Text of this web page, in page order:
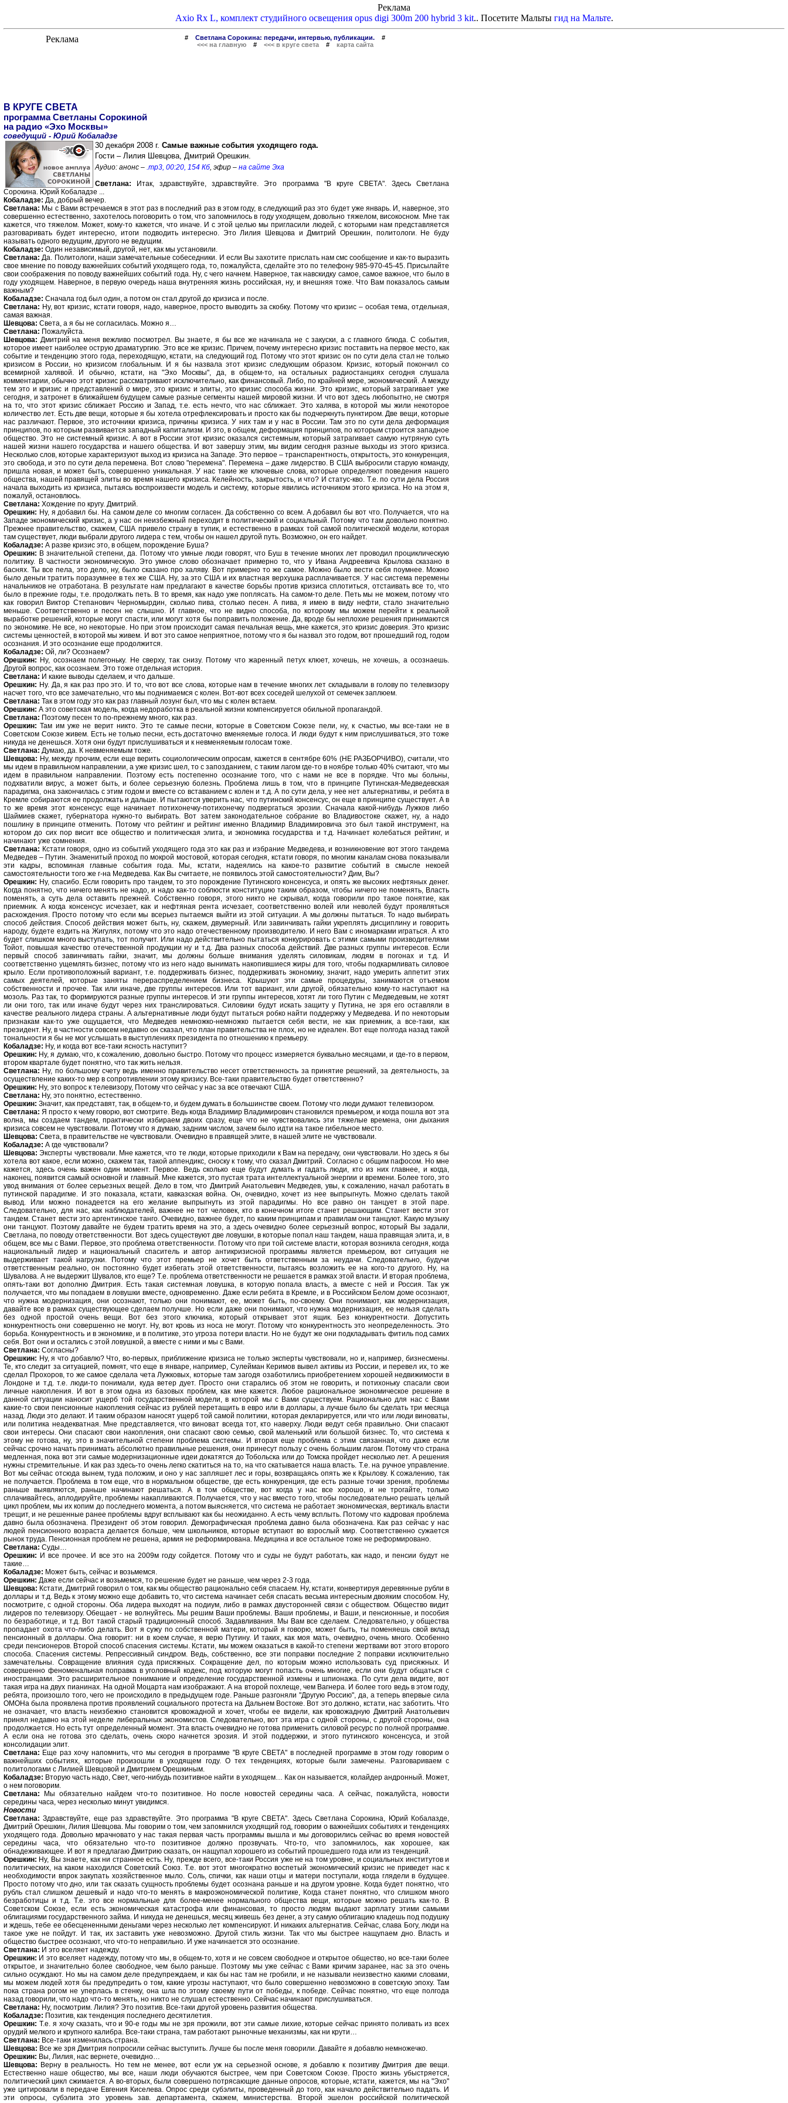
Реклама
Axio Rx L, комплект студийного освещения opus digi 300m 200 hybrid 3 kit.. Посетите Мальты гид на Мальте.
# Светлана Сорокина: передачи, интервью, публикации. #
<<< на главную# <<< в круге света# карта сайта
В КРУГЕ СВЕТА
программа Светланы Сорокиной
на радио «Эхо Москвы»
соведущий - Юрий Кобаладзе
30 декабря 2008 г. Самые важные события уходящего года.
Гости – Лилия Шевцова, Дмитрий Орешкин.
Аудио: анонс – .mp3, 00:20, 154 Кб, эфир – на сайте Эха
Светлана: Итак, здравствуйте, здравствуйте. Это программа "В круге СВЕТА". Здесь Светлана
Сорокина. Юрий Кобаладзе ...
Кобаладзе: Да, добрый вечер.
Светлана: Мы с Вами встречаемся в этот раз в последний раз в этом году, в следующий раз это будет уже январь. И, наверное, это
совершенно естественно, захотелось поговорить о том, что запомнилось в году уходящем, довольно тяжелом, високосном. Мне так
кажется, что тяжелом. Может, кому-то кажется, что иначе. И с этой целью мы пригласили людей, с которыми нам представляется
разговаривать будет интересно, итоги подводить интересно. Это Лилия Шевцова и Дмитрий Орешкин, политологи. Не буду
называть одного ведущим, другого не ведущим.
Кобаладзе: Один независимый, другой, нет, как мы установили.
Светлана: Да. Политологи, наши замечательные собеседники. И если Вы захотите прислать нам смс сообщение и как-то выразить
свое мнение по поводу важнейших событий уходящего года, то, пожалуйста, сделайте это по телефону 985-970-45-45. Присылайте
свои соображения по поводу важнейших событий года. Ну, с чего начнем. Наверное, так навскидку самое, самое важное, что было в
году уходящем. Наверное, в первую очередь наша внутренняя жизнь российская, ну, и внешняя тоже. Что Вам показалось самым
важным?
Кобаладзе: Сначала год был один, а потом он стал другой до кризиса и после.
Светлана: Ну, вот кризис, кстати говоря, надо, наверное, просто выводить за скобку. Потому что кризис – особая тема, отдельная,
самая важная.
Шевцова: Света, а я бы не согласилась. Можно я…
Светлана: Пожалуйста.
Шевцова: Дмитрий на меня вежливо посмотрел. Вы знаете, я бы все же начинала не с закуски, а с главного блюда. С события,
которое имеет наиболее острую драматургию. Это все же кризис. Причем, почему интересно кризис поставить на первое место, как
событие и тенденцию этого года, переходящую, кстати, на следующий год. Потому что этот кризис он по сути дела стал не только
кризисом в России, но кризисом глобальным. И я бы назвала этот кризис следующим образом. Кризис, который покончил со
всемирной халявой. И обычно, кстати, на "Эхо Москвы", да, в общем-то, на остальных радиостанциях сегодня слушала
комментарии, обычно этот кризис рассматривают исключительно, как финансовый. Либо, по крайней мере, экономический. А между
тем это и кризис и представлений о мире, это кризис и элиты, это кризис способа жизни. Это кризис, который затрагивает уже
сегодня, и затронет в ближайшем будущем самые разные сегменты нашей мировой жизни. И что вот здесь любопытно, не смотря
на то, что этот кризис сближает Россию и Запад, т.е. есть нечто, что нас сближает. Это халява, в которой мы жили некоторое
количество лет. Есть две вещи, которые я бы хотела отрефлексировать и просто как бы подчеркнуть пунктиром. Две вещи, которые
нас различают. Первое, это источники кризиса, причины кризиса. У них там и у нас в России. Там это по сути дела деформация
принципов, по которым развивается западный капитализм. И это, в общем, деформация принципов, по которым строится западное
общество. Это не системный кризис. А вот в России этот кризис оказался системным, который затрагивает самую нутряную суть
нашей жизни нашего государства и нашего общества. И вот завершу этим, мы видим сегодня разные выходы из этого кризиса.
Несколько слов, которые характеризуют выход из кризиса на Западе. Это первое – транспарентность, открытость, это конкуренция,
это свобода, и это по сути дела перемена. Вот слово "перемена". Перемена – даже лидерство. В США выбросили старую команду,
пришла новая, и может быть, совершенно уникальная. У нас такие же ключевые слова, которые определяют поведения нашего
общества, нашей правящей элиты во время нашего кризиса. Келейность, закрытость, и что? И статус-кво. Т.е. по сути дела Россия
начала выходить из кризиса, пытаясь воспроизвести модель и систему, которые явились источником этого кризиса. Но на этом я,
пожалуй, остановлюсь.
Светлана: Хождение по кругу. Дмитрий.
Орешкин: Ну, я добавил бы. На самом деле со многим согласен. Да собственно со всем. А добавил бы вот что. Получается, что на
Западе экономический кризис, а у нас он неизбежный переходит в политический и социальный. Потому что там довольно понятно.
Прежнее правительство, скажем, США привело страну в тупик, и естественно в рамках той самой политической модели, которая
там существует, люди выбрали другого лидера с тем, чтобы он нашел другой путь. Возможно, он его найдет.
Кобаладзе: А разве кризис это, в общем, порождение Буша?
Орешкин: В значительной степени, да. Потому что умные люди говорят, что Буш в течение многих лет проводил проциклическую
политику. В частности экономическую. Это умное слово обозначает примерно то, что у Ивана Андреевича Крылова сказано в
баснях. Ты все пела, это дело, ну, было сказано про халяву. Вот примерно то же самое. Можно было вести себя поумнее. Можно
было деньги тратить поразумнее в тех же США. Ну, за это США и их властная верхушка расплачивается. У нас система перемены
начальников не отработана. В результате нам предлагают в качестве борьбы против кризиса сплотиться, отстаивать все то, что
было в прежние годы, т.е. продолжать петь. В то время, как надо уже поплясать. На самом-то деле. Петь мы не можем, потому что
как говорил Виктор Степанович Черномырдин, сколько пива, столько песен. А пива, я имею в виду нефти, стало значительно
меньше. Соответственно и песен не слышно. И главное, что не видно способа, по которому мы можем перейти к реальной
выработке решений, которые могут спасти, или могут хотя бы поправить положение. Да, вроде бы неплохие решения принимаются
по экономике. Не все, но некоторые. Но при этом происходит самая печальная вещь, мне кажется, это кризис доверия. Это кризис
системы ценностей, в которой мы живем. И вот это самое неприятное, потому что я бы назвал это годом, вот прошедший год, годом
осознания. И это осознание еще продолжится.
Кобаладзе: Ой, ли? Осознаем?
Орешкин: Ну, осознаем полегоньку. Не сверху, так снизу. Потому что жаренный петух клюет, хочешь, не хочешь, а осознаешь.
Другой вопрос, как осознаем. Это тоже отдельная история.
Светлана: И какие выводы сделаем, и что дальше.
Орешкин: Ну. Да, я как раз про это. И то, что вот все слова, которые нам в течение многих лет складывали в голову по телевизору
насчет того, что все замечательно, что мы поднимаемся с колен. Вот-вот всех соседей шелухой от семечек заплюем.
Светлана: Так в этом году это как раз главный лозунг был, что мы с колен встаем.
Орешкин: А это советская модель, когда недоработка в реальной жизни компенсируется обильной пропагандой.
Светлана: Поэтому песен то по-прежнему много, как раз.
Орешкин: Там им уже не верит никто. Это те самые песни, которые в Советском Союзе пели, ну, к счастью, мы все-таки не в
Советском Союзе живем. Есть не только песни, есть достаточно вменяемые голоса. И люди будут к ним прислушиваться, это тоже
никуда не денешься. Хотя они будут прислушиваться и к невменяемым голосам тоже.
Светлана: Думаю, да. К невменяемым тоже.
Шевцова: Ну, между прочим, если еще верить социологическим опросам, кажется в сентябре 60% (НЕ РАЗБОРЧИВО), считали, что
мы идем в правильном направлении, а уже кризис шел, то с запозданием, с таким лагом где-то в ноябре только 40% считают, что мы
идем в правильном направлении. Поэтому есть постепенно осознание того, что с нами не все в порядке. Что мы больны,
подхватили вирус, а может быть, и более серьезную болезнь. Проблема лишь в том, что в принципе Путинская-Медведевская
парадигма, она закончилась с этим годом и вместе со вставанием с колен и т.д. А по сути дела, у нее нет альтернативы, и ребята в
Кремле собираются ее продолжать и дальше. И пытаются уверить нас, что путинский консенсус, он еще в принципе существует. А в
то же время этот консенсус еще начинает потихонечку-потихонечку подвергаться эрозии. Сначала какой-нибудь Лужков либо
Шаймиев скажет, губернатора нужно-то выбирать. Вот затем законодательное собрание во Владивостоке скажет, ну, а надо
пошлину в принципе отменить. Потому что рейтинг и рейтинг именно Владимир Владимировича это был такой инструмент, на
котором до сих пор висит все общество и политическая элита, и экономика государства и т.д. Начинает колебаться рейтинг, и
начинают уже сомнения.
Светлана: Кстати говоря, одно из событий уходящего года это как раз и избрание Медведева, и возникновение вот этого тандема
Медведев – Путин. Знаменитый проход по мокрой мостовой, которая сегодня, кстати говоря, по многим каналам снова показывали
эти кадры, вспоминая главные события года. Мы, кстати, надеялись на какое-то развитие событий в смысле некоей
самостоятельности того же г-на Медведева. Как Вы считаете, не появилось этой самостоятельности? Дим, Вы?
Орешкин: Ну, спасибо. Если говорить про тандем, то это порождение Путинского консенсуса, и опять же высоких нефтяных денег.
Когда понятно, что ничего менять не надо, и надо как-то соблюсти конституцию таким образом, чтобы ничего не поменять, Власть
поменять, а суть дела оставить прежней. Собственно говоря, этого никто не скрывал, когда говорили про такое понятие, как
приемник. А когда консенсус исчезает, как и нефтяная рента исчезает, соответственно волей или неволей будут проявляться
расхождения. Просто потому что если мы всерьез пытаемся выйти из этой ситуации. А мы должны пытаться. То надо выбирать
способ действия. Способ действия может быть, ну, скажем, двумерный. Или завинчивать гайки укреплять дисциплину и говорить
народу, будете ездить на Жигулях, потому что это надо отечественному производителю. И него Вам с иномарками играться. А кто
будет слишком много выступать, тот получит. Или надо действительно пытаться конкурировать с этими самыми производителями
Тойот, повышая качество отечественной продукции ну и т.д. Два разных способа действий. Две разных группы интересов. Если
первый способ завинчивать гайки, значит, мы должны больше внимания уделять силовикам, людям в погонах и т.д. И
соответственно ущемлять бизнес, потому что из него надо вынимать накопившиеся жиры для того, чтобы подкармливать силовое
крыло. Если противоположный вариант, т.е. поддерживать бизнес, поддерживать экономику, значит, надо умерить аппетит этих
самых деятелей, которые заняты перераспределением бизнеса. Крышуют эти самые процедуры, занимаются отъемом
собственности и прочее. Так или иначе, две группы интересов. Или тот вариант, или другой, обязательно кому-то наступают на
мозоль. Раз так, то формируются разные группы интересов. И эти группы интересов, хотят ли того Путин с Медведевым, не хотят
ли они того, так или иначе будут через них транслироваться. Силовики будут искать защиту у Путина, не зря его оставляли в
качестве реального лидера страны. А альтернативные люди будут пытаться робко найти поддержку у Медведева. И по некоторым
признакам как-то уже ощущается, что Медведев немножко-немножко пытается себя вести, не как приемник, а все-таки, как
президент. Ну, в частности совсем недавно он сказал, что план правительства не плох, но не идеален. Вот еще полгода назад такой
тональности я бы не мог услышать в выступлениях президента по отношению к премьеру.
Кобаладзе: Ну, и когда вот все-таки ясность наступит?
Орешкин: Ну, я думаю, что, к сожалению, довольно быстро. Потому что процесс измеряется буквально месяцами, и где-то в первом,
втором квартале будет понятно, что так жить нельзя.
Светлана: Ну, по большому счету ведь именно правительство несет ответственность за принятие решений, за деятельность, за
осуществление каких-то мер в сопротивлении этому кризису. Все-таки правительство будет ответственно?
Орешкин: Ну, это вопрос к телевизору, Потому что сейчас у нас за все отвечают США.
Светлана: Ну, это понятно, естественно.
Орешкин: Значит, как представят, так, в общем-то, и будем думать в большинстве своем. Потому что люди думают телевизором.
Светлана: Я просто к чему говорю, вот смотрите. Ведь когда Владимир Владимирович становился премьером, и когда пошла вот эта
волна, мы создаем тандем, практически избираем двоих сразу, еще что не чувствовались эти тяжелые времена, они дыхания
кризиса совсем не чувствовали. Потому что я думаю, задним числом, зачем было идти на такое гибельное место.
Шевцова: Света, в правительстве не чувствовали. Очевидно в правящей элите, в нашей элите не чувствовали.
Кобаладзе: А где чувствовали?
Шевцова: Эксперты чувствовали. Мне кажется, что те люди, которые приходили к Вам на передачу, они чувствовали. Но здесь я бы
хотела вот какое, если можно, скажем так, такой аппендикс, сноску к тому, что сказал Дмитрий. Согласно с общим пафосом. Но мне
кажется, здесь очень важен один момент. Первое. Ведь сколько еще будут думать и гадать люди, кто из них главнее, и когда,
наконец, появится самый основной и главный. Мне кажется, это пустая трата интеллектуальной энергии и времени. Более того, это
увод внимания от более серьезных вещей. Дело в том, что Дмитрий Анатольевич Медведев, увы, к сожалению, начал работать в
путинской парадигме. И это показала, кстати, кавказская война. Он, очевидно, хочет из нее выпрыгнуть. Можно сделать такой
вывод. Или можно понадеется на его желание выпрыгнуть из этой парадигмы. Но все равно он танцует в этой паре.
Следовательно, для нас, как наблюдателей, важнее не тот человек, кто в конечном итоге станет решающим. Станет вести этот
тандем. Станет вести это аргентинское танго. Очевидно, важнее будет, по каким принципам и правилам они танцуют. Какую музыку
они танцуют. Поэтому давайте не будем тратить время на это, а здесь очевидно более серьезный вопрос, который Вы задали,
Светлана, по поводу ответственности. Вот здесь существуют две ловушки, в которые попал наш тандем, наша правящая элита, и, в
общем, все мы с Вами. Первое, это проблема ответственности. Потому что при той системе власти, которая возникла сегодня, когда
национальный лидер и национальный спаситель и автор антикризисной программы является премьером, вот ситуация не
выдерживает такой нагрузки. Потому что этот премьер не хочет быть ответственным за неудачи. Следовательно, будучи
ответственным реально, он постоянно будет избегать этой ответственности, пытаясь возложить ее на кого-то другого. Ну, на
Шувалова. А не выдержит Шувалов, кто еще? Т.е. проблема ответственности не решается в рамках этой власти. И вторая проблема,
опять-таки вот дополню Дмитрия. Есть такая системная ловушка, в которую попала власть, а вместе с ней и Россия. Так уж
получается, что мы попадаем в ловушки вместе, одновременно. Даже если ребята в Кремле, и в Российском Белом доме осознают,
что нужна модернизация, они осознают, только они понимают, ее, может быть, по-своему. Они понимают, как модернизация,
давайте все в рамках существующее сделаем получше. Но если даже они понимают, что нужна модернизация, ее нельзя сделать
без одной простой очень вещи. Вот без этого ключика, который открывает этот ящик. Без конкурентности. Допустить
конкурентность они совершенно не могут. Ну, вот кровь из носа не могут. Потому что конкурентность это неопределенность. Это
борьба. Конкурентность и в экономике, и в политике, это угроза потери власти. Но не будут же они подкладывать фитиль под самих
себя. Вот они и остались с этой ловушкой, а вместе с ними и мы с Вами.
Светлана: Согласны?
Орешкин: Ну, я что добавлю? Что, во-первых, приближение кризиса не только эксперты чувствовали, но и, например, бизнесмены.
Те, кто следит за ситуацией, помнят, что еще в январе, например, Сулейман Керимов вывел активы из России, и перевел их, то же
сделал Прохоров, то же самое сделала чета Лужковых, которые там загодя озаботились приобретением хорошей недвижимости в
Лондоне и т.д. т.е. люди-то понимали, куда ветер дует. Просто они старались об этом не говорить, и потихоньку спасали свои
личные накопления. И вот в этом одна из базовых проблем, как мне кажется. Любое рациональное экономическое решение в
данной ситуации наносит ущерб той государственной модели, в которой мы с Вами существуем. Рационально для нас с Вами
какие-то свои пенсионные накопления сейчас из рублей перетащить в евро или в доллары, а лучше было бы сделать три месяца
назад. Люди это делают. И таким образом наносят ущерб той самой политики, которая декларируется, или что или люди виноваты,
или политика неадекватная. Мне представляется, что виноват всегда тот, кто наверху. Люди ведут себя правильно. Они спасают
свои интересы. Они спасают свои накопления, они спасают свою семью, свой маленький или большой бизнес. То, что система к
этому не готова, ну, это в значительной степени проблема системы. И вторая еще проблема с этим связанная, что даже если
сейчас срочно начать принимать абсолютно правильные решения, они принесут пользу с очень большим лагом. Потому что страна
медленная, пока вот эти самые модернизационные идеи докатятся до Тобольска или до Томска пройдет несколько лет. А решения
нужны стремительные. И как раз здесь-то очень легко скатиться на то, на что скатывается наша власть. Т.е. на ручное управление.
Вот мы сейчас отсюда вынем, туда положим, и оно у нас запляшет лес и горы, возвращаясь опять же к Крылову. К сожалению, так
не получается. Проблема в том еще, что в нормальном обществе, где есть конкуренция, где есть разные точки зрения, проблемы
раньше выявляются, раньше начинают решаться. А в том обществе, вот когда у нас все хорошо, и не трогайте, только
сплачивайтесь, аплодируйте, проблемы накапливаются. Получается, что у нас вместо того, чтобы последовательно решать целый
цикл проблем, мы их копим до последнего момента, а потом выясняется, что система не работает экономическая, вертикаль власти
трещит, и не решенные ранее проблемы вдруг всплывают как бы неожиданно. А есть чему всплыть. Потому что кадровая проблема
давно была обозначена. Президент об этом говорил. Демографическая проблема давно была обозначена. Как раз сейчас у нас
людей пенсионного возраста делается больше, чем школьников, которые вступают во взрослый мир. Соответственно сужается
рынок труда. Пенсионная проблем не решена, армия не реформирована. Медицина и все остальное тоже не реформировано.
Светлана: Суды…
Орешкин: И все прочее. И все это на 2009м году сойдется. Потому что и суды не будут работать, как надо, и пенсии будут не
такие…
Кобаладзе: Может быть, сейчас и возьмемся.
Орешкин: Даже если сейчас и возьмемся, то решение будет не раньше, чем через 2-3 года.
Шевцова: Кстати, Дмитрий говорил о том, как мы общество рационально себя спасаем. Ну, кстати, конвертируя деревянные рубли в
доллары и т.д. Ведь к этому можно еще добавить то, что система начинает себя спасать весьма интересным двояким способом. Ну,
посмотрите, с одной стороны. Оба лидера выходят на подиум, либо в рамках двусторонней связи с обществом. Общество видит
лидеров по телевизору. Обещает - не волнуйтесь. Мы решим Ваши проблемы. Ваши проблемы, и Ваши, и пенсионные, и пособия
по безработице, и т.д. Вот такой старый традиционный способ. Задавливания. Мы Вам все сделаем. Следовательно, у общества
пропадает охота что-либо делать. Вот я сужу по собственной матери, который я говорю, может быть, ты поменяешь свой вклад
пенсионный в доллары. Она говорит: ни в коем случае, я верю Путину. И таких, как моя мать, очевидно, очень много. Особенно
среди пенсионеров. Второй способ спасения системы. Кстати, мы можем оказаться в какой-то степени жертвами вот этого второго
способа. Спасения системы. Репрессивный синдром. Ведь, собственно, все эти поправки последние 2 поправки исключительно
замечательны. Совращение влияния суда присяжных. Сокращение дел, по которым можно использовать суд присяжных. И
совершенно феноменальная поправка в уголовный кодекс, под которую могут попасть очень многие, если они будут общаться с
иностранцами. Это расширительное понимание и определение государственной измены и шпионажа. По сути дела видите, вот
такая игра на двух пианинах. На одной Моцарта нам изображают. А на второй похлеще, чем Вагнера. И более того ведь в этом году,
ребята, произошло того, чего не происходило в предыдущем годе. Раньше разгоняли "Другую Россию", да, а теперь впервые сила
ОМОНа была проявлена против проявлений социального протеста на Дальнем Востоке. Вот это должно, кстати, нас заботить. Что
не означает, что власть неизбежно становится кровожадной и хочет, чтобы ее видели, как кровожадную Дмитрий Анатольевич
принял недавно на этой неделе либеральных экономистов. Следовательно, вот эта игра с одной стороны, с другой стороны, она
продолжается. Но есть тут определенный момент. Эта власть очевидно не готова применить силовой ресурс по полной программе.
А если она не готова это сделать, очень скоро начнется эрозия. И этой поддержки, и этого путинского консенсуса, и этой
консолидации элит.
Светлана: Еще раз хочу напомнить, что мы сегодня в программе "В круге СВЕТА" в последней программе в этом году говорим о
важнейших событиях, которые произошли в уходящем году. О тех тенденциях, которые были замечены. Разговариваем с
политологами с Лилией Шевцовой и Дмитрием Орешкиным.
Кобаладзе: Вторую часть надо, Свет, чего-нибудь позитивное найти в уходящем… Как он называется, колайдер андронный. Может,
о нем поговорим.
Светлана: Мы обязательно найдем что-то позитивное. Но после новостей середины часа. А сейчас, пожалуйста, новости
середины часа, через несколько минут увидимся.
Новости
Светлана: Здравствуйте, еще раз здравствуйте. Это программа "В круге СВЕТА". Здесь Светлана Сорокина, Юрий Кобалазде,
Дмитрий Орешкин, Лилия Шевцова. Мы говорим о том, чем запомнился уходящий год, говорим о важнейших событиях и тенденциях
уходящего года. Довольно мрачновато у нас такая первая часть программы вышла и мы договорились сейчас во время новостей
середины часа, что обязательно что-то позитивное должно прозвучать. Что-то, что запомнилось, как хорошее, как
обнадеживающее. И вот я предлагаю Дмитрию сказать, он нащупал хорошего из событий прошедшего года или из тенденций.
Орешкин: Ну, Вы знаете, как ни странное есть. Ну, прежде всего, все-таки Россия уже не на том уровне, и социальных институтов и
политических, на каком находился Советский Союз. Т.е. вот этот многократно воспетый экономический кризис не приведет нас к
необходимости впрок закупать хозяйственное мыло. Соль, спички, как наши отцы и матери поступали, когда глядели в будущее.
Просто потому что дно, или так сказать сущность проблемы будет осознана раньше и на другом уровне. Когда будет понятно, что
рубль стал слишком дешевый и надо что-то менять в макроэкономической политике, Когда станет понятно, что слишком много
безработицы и т.д. Т.е. это все нормальные для более-менее нормального общества вещи, которые можно решать как-то. В
Советском Союзе, если есть экономическая катастрофа или финансовая, то просто людям выдают зарплату этими самыми
облигациями государственного займа. И никуда не денешься, месяц живешь без денег, а эту самую облигацию кладешь под подушку
и ждешь, тебе ее обесцененными деньгами через несколько лет компенсируют. И никаких альтернатив. Сейчас, слава Богу, люди на
такое уже не пойдут. И так, их заставить уже невозможно. Другой стиль жизни. Так что мы быстрее нащупаем дно. Власть и
общество быстрее осознают, что что-то неправильно. И уже начинается это осознание.
Светлана: И это вселяет надежду.
Орешкин: И это вселяет надежду, потому что мы, в общем-то, хотя и не совсем свободное и открытое общество, но все-таки более
открытое, и значительно более свободное, чем было раньше. Поэтому мы уже сейчас с Вами кричим заранее, нас за это очень
сильно осуждают. Но мы на самом деле предупреждаем, и как бы нас там не гробили, и не называли неизвестно какими словами,
мы можем людей хотя бы предупредить о том, какие угрозы наступают, что было совершенно невозможно в советскую эпоху. Там
пока страна рогом не уперлась в стенку, она шла по этому своему пути от победы, к победе. Сейчас понятно, что еще полгода
назад говорили, что надо что-то менять, но никто не слушал естественно. Сейчас начинают прислушиваться.
Светлана: Ну, посмотрим. Лилия? Это позитив. Все-таки другой уровень развития общества.
Кобаладзе: Позитив, как тенденция последнего десятилетия.
Орешкин: Т.е. я хочу сказать, что и 90-е годы мы не зря прожили, вот эти самые лихие, которые сейчас принято поливать из всех
орудий мелкого и крупного калибра. Все-таки страна, там работают рыночные механизмы, как ни крути…
Светлана: Все-таки изменилась страна.
Шевцова: Все же зря Дмитрия попросили сейчас выступить. Лучше бы после меня говорили. Давайте я добавлю немножечко.
Орешкин: Вы, Лилия, нас вернете, очевидно…
Шевцова: Верну в реальность. Но тем не менее, вот если уж на серьезной основе, я добавлю к позитиву Дмитрия две вещи.
Естественно наше общество, мы все, наши люди обучаются быстрее, чем при Советском Союзе. Просто жизнь убыстряется,
политический цикл сжимается. А во-вторых, были совершено потрясающие данные опросов, которые, кстати, кажется, мы на "Эхо"
уже цитировали в передаче Евгения Киселева. Опрос среди субэлиты, проведенный до того, как начало действительно падать. И
эти опросы, субэлита это уровень зав. департамента, скажем, министерства. Второй эшелон российской политической